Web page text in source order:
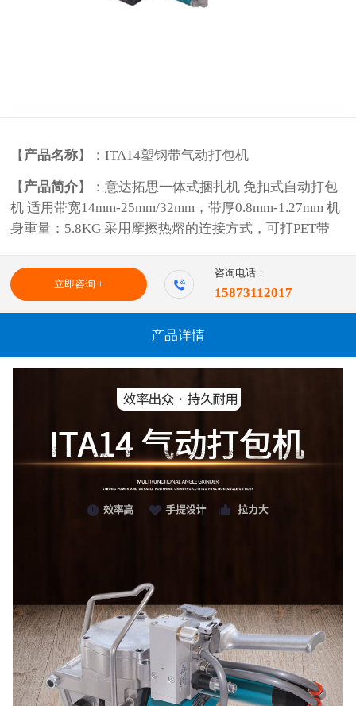
【 产品名称】：ITA14塑钢带气动打包机
【 产品简介】：意达拓思一体式捆扎机 免扣式自动打包
机 适用带宽14mm-25mm/32mm，带厚0.8mm-1.27mm 机
身重量：5.8KG 采用摩擦热熔的连接方式，可打PET带
立即咨询 +
咨询电话：
15873112017
产品详情